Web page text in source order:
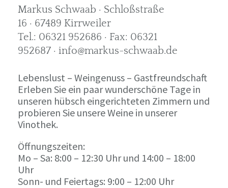
Markus Schwaab · Schloßstraße
16 · 67489 Kirrweiler
Tel.: 06321 952686 · Fax: 06321
952687 · info@markus-schwaab.de
Lebenslust – Weingenuss – Gastfreundschaft
Erleben Sie ein paar wunderschöne Tage in
unseren hübsch eingerichteten Zimmern und
probieren Sie unsere Weine in unserer
Vinothek.
Öffnungszeiten:
Mo – Sa: 8:00 – 12:30 Uhr und 14:00 – 18:00
Uhr
Sonn- und Feiertags: 9:00 – 12:00 Uhr